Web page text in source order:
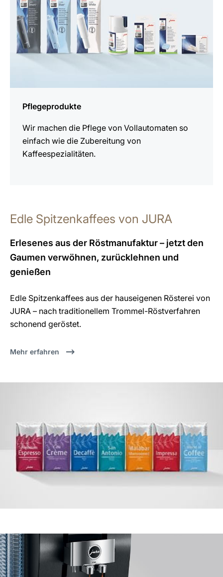
Pflegeprodukte
Wir machen die Pflege von Vollautomaten so
einfach wie die Zubereitung von
Kaffeespezialitäten.
Edle Spitzenkaffees von JURA
Erlesenes aus der Röstmanufaktur – jetzt den
Gaumen verwöhnen, zurücklehnen und
genießen
Edle Spitzenkaffees aus der hauseigenen Rösterei von
JURA – nach traditionellem Trommel-Röstverfahren
schonend geröstet.
Mehr erfahren